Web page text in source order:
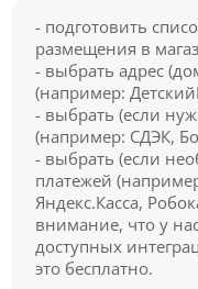
- подготовить
размещения в
- выбрать адрес
(например:
- выбрать (если
(например: СДЭК,
- выбрать (если
платежей
Яндекс.Касса,
внимание, что у
доступных
это бесплатно.